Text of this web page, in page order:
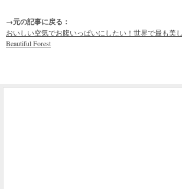
→元の記事に戻る：
おいしい空気でお腹いっぱいにしたい！世界で最も美
Beautiful Forest